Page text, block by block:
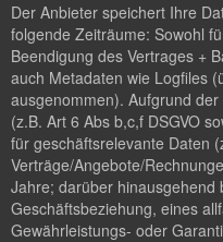
Der Anbieter speichert Ihre
folgende Zeiträume: Sowohl
Beendigung des Vertrages +
auch Metadaten wie Logfiles
ausgenommen). Aufgrund
(z.B. Art 6 Abs b,c,f DSGVO
für geschäftsrelevante Daten
Verträge/Angebote/
Jahre; darüber hinausgehend
Geschäftsbeziehung, eines
Gewährleistungs- oder